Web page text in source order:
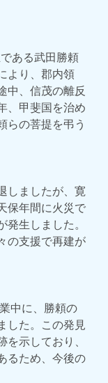
ある武田勝頼
より、郡内領
中、信茂の離反
、甲斐国を治め
らの菩提を弔う
しましたが、寛
保年間に火災で
生しました。
の支援で再建が
中に、勝頼の
した。この発見
示しており、
るため、今後の